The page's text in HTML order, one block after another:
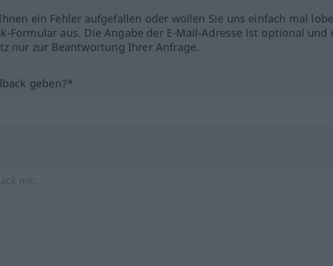
ein Fehler aufgefallen oder wollen Sie uns einfach mal
Formular aus. Die Angabe der E-Mail-Adresse ist optional und
nur zur Beantwortung Ihrer Anfrage.
geben?*